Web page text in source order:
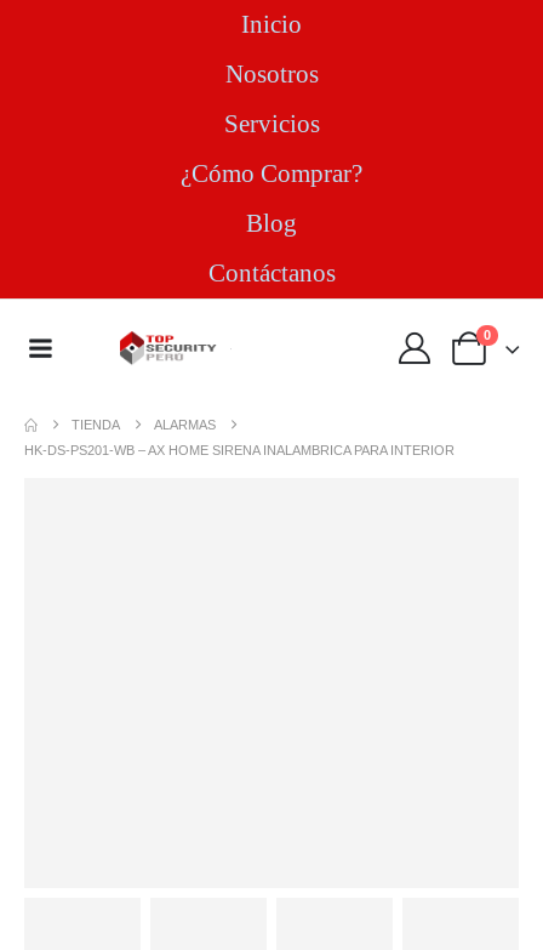
Inicio
Nosotros
Servicios
¿Cómo Comprar?
Blog
Contáctanos
0
TIENDA
ALARMAS
HK-DS-PS201-WB – AX HOME SIRENA INALAMBRICA PARA INTERIOR